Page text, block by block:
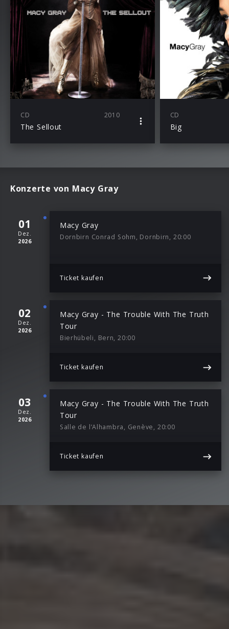
CD 2010
The Sellout
CD
Big
Konzerte von Macy Gray
01
Dez.
2026
Macy Gray
Dornbirn Conrad Sohm, Dornbirn, 20:00
Ticket kaufen
02
Dez.
2026
Macy Gray - The Trouble With The Truth
Tour
Bierhübeli, Bern, 20:00
Ticket kaufen
03
Dez.
2026
Macy Gray - The Trouble With The Truth
Tour
Salle de l’Alhambra, Genève, 20:00
Ticket kaufen